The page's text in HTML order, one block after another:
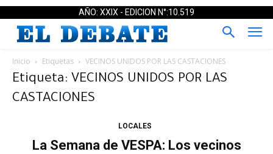
AÑO: XXIX - EDICION N°:10.519
Inicio Etiquetas VECINOS UNIDOS POR LAS CASTACIONES
Etiqueta: VECINOS UNIDOS POR LAS
CASTACIONES
LOCALES
La Semana de VESPA: Los vecinos